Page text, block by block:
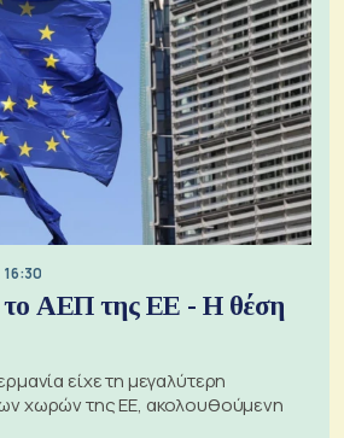
το ΑΕΠ της ΕΕ - Η θέση
είχε τη μεγαλύτερη
χωρών της ΕΕ, ακολουθούμενη